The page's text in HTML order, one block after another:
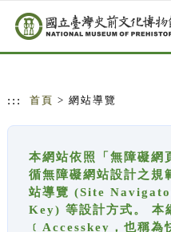
跳到主要內容
網站導覽
::: 首頁 > 網站導覽
本網站依照「無障礙網
循無障礙網站設計之
站導覽 (Site
Key) 等設計方式。 本
﹝Accesskey，也稱為